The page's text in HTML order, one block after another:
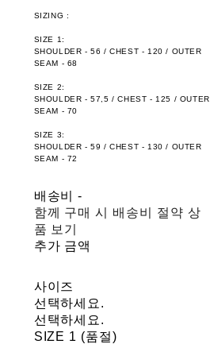
SIZING :
SIZE 1:
SHOULDER - 56 / CHEST - 120 / OUTER
SEAM - 68
SIZE 2:
SHOULDER - 57,5 / CHEST - 125 / OUTER
SEAM - 70
SIZE 3:
SHOULDER - 59 / CHEST - 130 / OUTER
SEAM - 72
배송비-
함께 구매 시 배송비 절약 상
품 보기
추가 금액
사이즈
선택하세요.
선택하세요.
SIZE 1 (품절)